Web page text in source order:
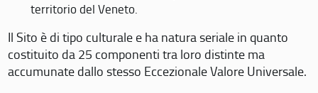
territorio del Veneto.
Il Sito è di tipo culturale e ha natura seriale in quanto
costituito da 25 componenti tra loro distinte ma
accumunate dallo stesso Eccezionale Valore Universale.